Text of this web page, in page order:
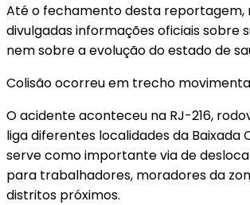
Até o fechamento desta reportagem,
divulgadas informações oficiais sobre
nem sobre a evolução do estado de
Colisão ocorreu em trecho
O acidente aconteceu na RJ-216,
liga diferentes localidades da Baixada
serve como importante via de
para trabalhadores, moradores da
distritos próximos.